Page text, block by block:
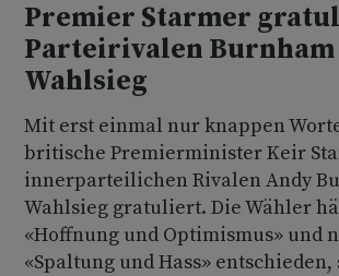
Premier Starmer
Parteirivalen Burnham
Wahlsieg
Mit erst einmal nur knappen
britische Premierminister Keir
innerparteilichen Rivalen Andy
Wahlsieg gratuliert. Die Wähler
«Hoffnung und Optimismus» und
«Spaltung und Hass»